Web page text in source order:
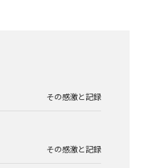
その感激と記録
その感激と記録